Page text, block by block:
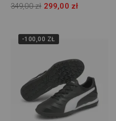
349,00 zł 299,00 zł
-100,00 ZŁ